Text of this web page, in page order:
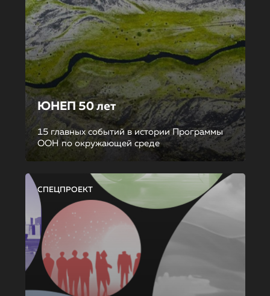
ЮНЕП 50 лет
15 главных событий в истории Программы
ООН по окружающей среде
СПЕЦПРОЕКТ